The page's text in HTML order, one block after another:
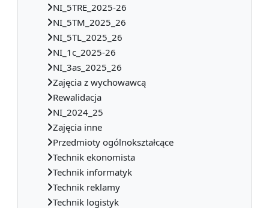
NI_5TRE_2025-26
NI_5TM_2025_26
NI_5TL_2025_26
NI_1c_2025-26
NI_3as_2025_26
Zajęcia z wychowawcą
Rewalidacja
NI_2024_25
Zajęcia inne
Przedmioty ogólnokształcące
Technik ekonomista
Technik informatyk
Technik reklamy
Technik logistyk